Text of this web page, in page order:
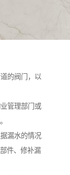
的阀门，以
管理部门或
漏水的情况
件、修补漏